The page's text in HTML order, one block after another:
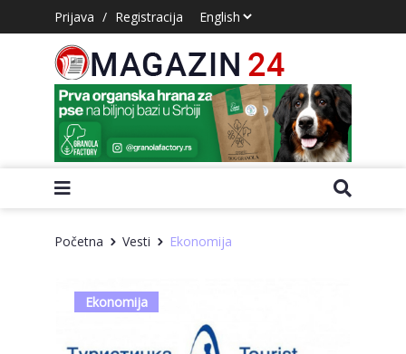
Prijava / Registracija
Početna Vesti Ekonomija
Ekonomija